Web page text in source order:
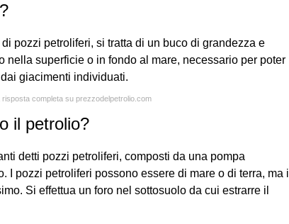
pozzi petroliferi, si tratta di un buco di grandezza e
nella superficie o in fondo al mare, necessario per poter
giacimenti individuati.
risposta completa su prezzodelpetrolio.com
il petrolio?
detti pozzi petroliferi, composti da una pompa
I pozzi petroliferi possono essere di mare o di terra, ma il
Si effettua un foro nel sottosuolo da cui estrarre il